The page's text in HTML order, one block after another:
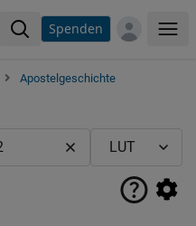
Spenden
Apostelgeschichte